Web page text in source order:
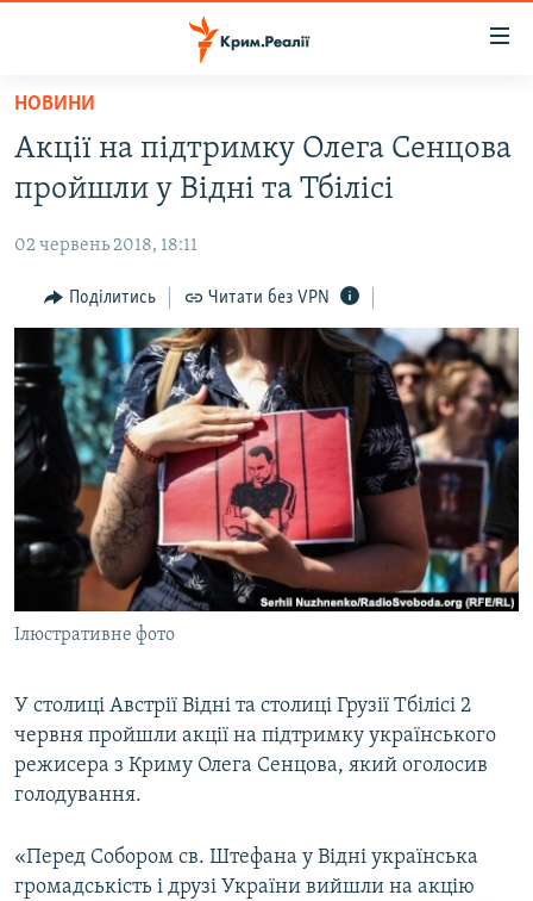
Перейти
основного
матеріалу
Перейти
до
навігації
Перейти
до
пошуку
ВОДА.КРИМ
ВІДЕО ТА ФОТО
ПОЛІТИКА
БЛОГИ
ПОГЛЯД
ІНТЕРВ'Ю
ВСЕ ЗА ДЕНЬ
СПЕЦПРОЕКТИ
ДЕПОРТАЦІЯ
ВІДЕОУРОКИ «ELIFBE»
СВІДЧЕННЯ ОКУПАЦІЇ
УКРАЇНСЬКА ПРОБЛЕМА КРИМУ
ЯК ОБІЙТИ БЛОКУВАННЯ
Русский
Qırımtatar
Усі сайти RFE/RL
НОВИНИ
Акції на підтримку Олега Сенцова
пройшли у Відні та Тбілісі
02 червень 2018, 18:11
Поділитись Читати без VPN
Ілюстративне фото
У столиці Австрії Відні та столиці Грузії Тбілісі 2
червня пройшли акції на підтримку українського
режисера з Криму Олега Сенцова, який оголосив
голодування.
«Перед Собором св. Штефана у Відні українська
громадськість і друзі України вийшли на акцію